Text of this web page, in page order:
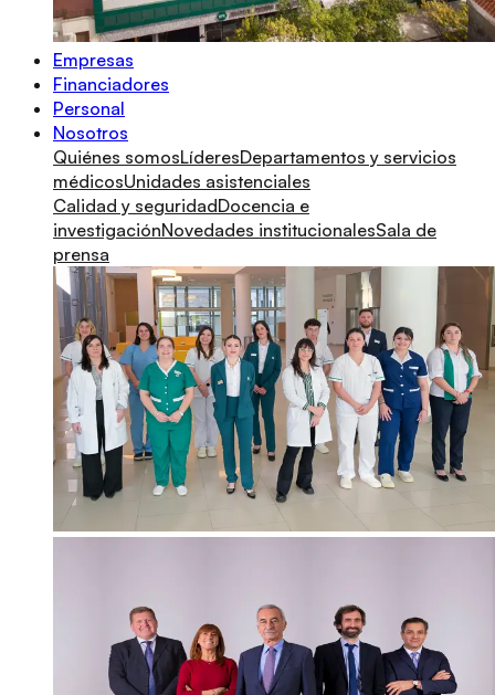
Empresas
Financiadores
Personal
Nosotros
Quiénes somosLíderesDepartamentos y servicios
médicosUnidades asistenciales
Calidad y seguridadDocencia e
investigaciónNovedades institucionalesSala de
prensa